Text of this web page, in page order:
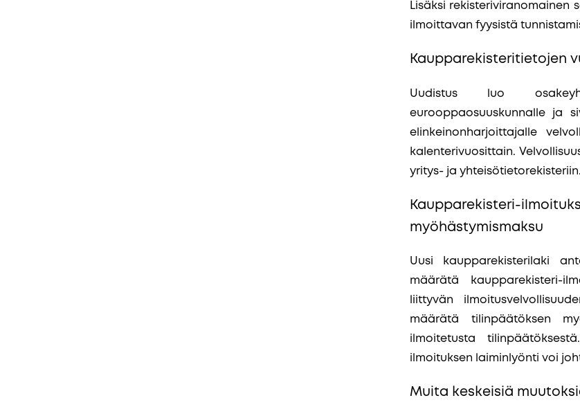
Lisäksi
ilmoittavan fyysistä
Kaupparekisteritietojen
Uudistus luo
eurooppaosuuskunnalle ja
elinkeinonharjoittajalle
kalenterivuosittain.
yritys- ja yhteisötietorekisteriin.
Kaupparekisteri-
myöhästymismaksu
Uusi kaupparekisterilaki
määrätä kaupparekisteri-
liittyvän
määrätä tilinpäätöksen
ilmoitetusta
ilmoituksen laiminlyönti voi
Muita keskeisiä